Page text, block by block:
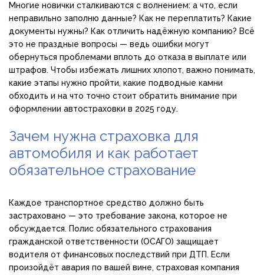
Многие новички сталкиваются с волнением: а что, если
неправильно заполню данные? Как не переплатить? Какие
документы нужны? Как отличить надёжную компанию? Всё
это не праздные вопросы — ведь ошибки могут
обернуться проблемами вплоть до отказа в выплате или
штрафов. Чтобы избежать лишних хлопот, важно понимать,
какие этапы нужно пройти, какие подводные камни
обходить и на что точно стоит обратить внимание при
оформлении автостраховки в 2025 году.
Зачем нужна страховка для
автомобиля и как работает
обязательное страхование
Каждое транспортное средство должно быть
застраховано — это требование закона, которое не
обсуждается. Полис обязательного страхования
гражданской ответственности (ОСАГО) защищает
водителя от финансовых последствий при ДТП. Если
произойдёт авария по вашей вине, страховая компания